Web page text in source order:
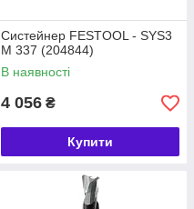
Систейнер FESTOOL - SYS3
M 337 (204844)
В наявності
4 056 ₴
Купити